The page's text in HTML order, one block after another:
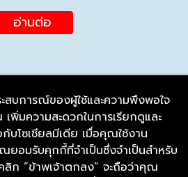
อ่านต่อ
Road,
สบการณ์ของผู้ใช้และความพึงพอใจ
มความสะดวกในการเรียกดูและ
บโซเชียลมีเดีย เมื่อคุณใช้งาน
ยอมรับคุกกี้ที่จำเป็นซึ่งจำเป็นสำหรับ
ลิก “ข้าพเจ้าตกลง” จะถือว่าคุณ